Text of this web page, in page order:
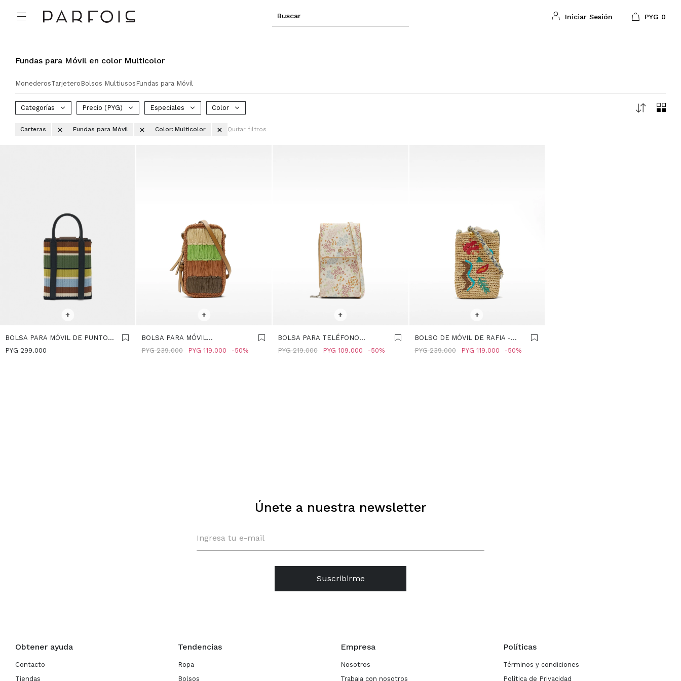
PYG 0

Fundas para Móvil en color Multicolor
MonederosTarjetero Bolsos Multiusos Fundas para Móvil
Categorías Precio (PYG) Especiales Color
Carteras Fundas para Móvil Color: Multicolor Quitar filtros
+
BOLSA PARA MÓVIL DE PUNTO
CON RAYAS - MULTICOLOR
PYG 299.000
+
BOLSA PARA MÓVIL
MULTICOLOR EFECTO RAFIA -
PYG 119.000
PYG 239.000 50
+
BOLSA PARA TELÉFONO
ESTAMPADO FLORAL -
PYG 109.000
PYG 219.000 50
+
BOLSO DE MÓVIL DE RAFIA -
MULTICOLOR
PYG 119.000
PYG 239.000 50
Obtener ayuda
Contacto
Tiendas
Tendencias
Ropa
Bolsos
Empresa
Nosotros
Trabaja con nosotros
Políticas
Términos y condiciones
Política de Privacidad
Únete a nuestra newsletter
Suscribirme